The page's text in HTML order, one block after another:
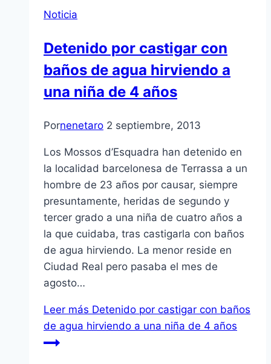
Noticia
Detenido por castigar con
baños de agua hirviendo a
una niña de 4 años
Pornenetaro 2 septiembre, 2013
Los Mossos d’Esquadra han detenido en
la localidad barcelonesa de Terrassa a un
hombre de 23 años por causar, siempre
presuntamente, heridas de segundo y
tercer grado a una niña de cuatro años a
la que cuidaba, tras castigarla con baños
de agua hirviendo. La menor reside en
Ciudad Real pero pasaba el mes de
agosto…
Leer más Detenido por castigar con baños
de agua hirviendo a una niña de 4 años